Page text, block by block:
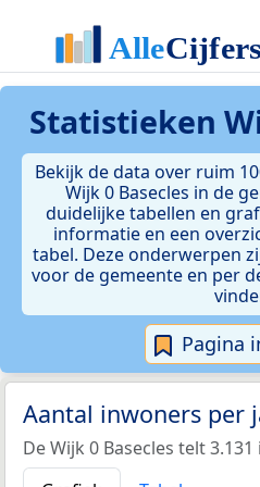
Statistieken
Bekijk de data over ruim
Wijk 0 Basecles in de
duidelijke tabellen en
informatie en een
tabel. Deze onderwerpen
voor de gemeente en per
Pagina
Aantal inwoners per
De Wijk 0 Basecles telt